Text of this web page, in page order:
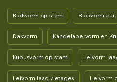
Blokvorm op stam Blokvorm zuil
Dakvorm Kandelabervorm en
Kubusvorm op stam Leivorm
Leivorm laag 7 etages Leivorm